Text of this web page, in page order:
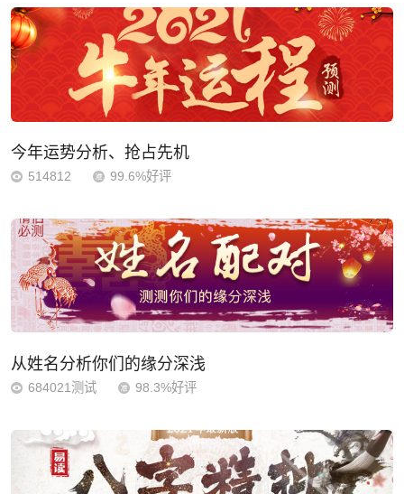
今年运势分析、抢占先机
514812 99.6%好评
从姓名分析你们的缘分深浅
684021测试 98.3%好评